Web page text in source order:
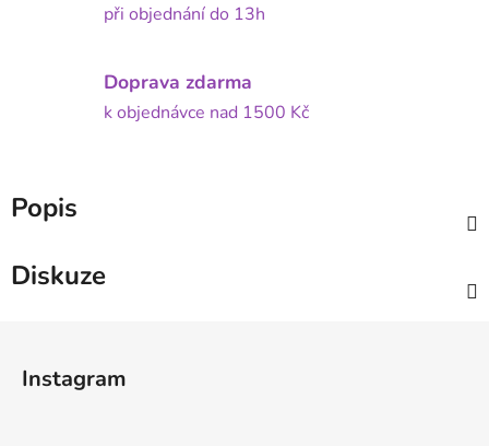
při objednání do 13h
Doprava zdarma
k objednávce nad 1500 Kč
Popis
Diskuze
Instagram